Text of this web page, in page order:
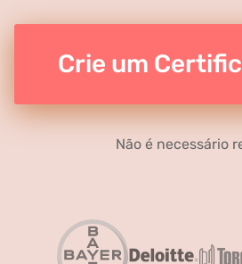
Crie um
Não é necessário